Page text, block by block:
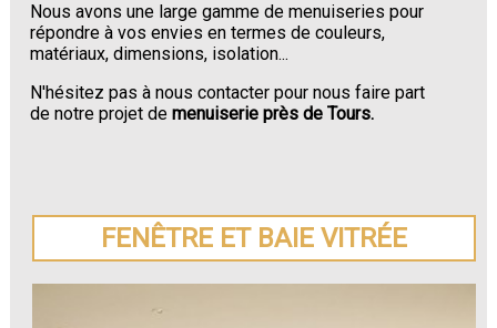
Nous avons une large gamme de menuiseries pour
répondre à vos envies en termes de couleurs,
matériaux, dimensions, isolation...
N'hésitez pas à nous contacter pour nous faire part
de notre projet demenuiserie près de Tours.
FENÊTRE ET BAIE VITRÉE